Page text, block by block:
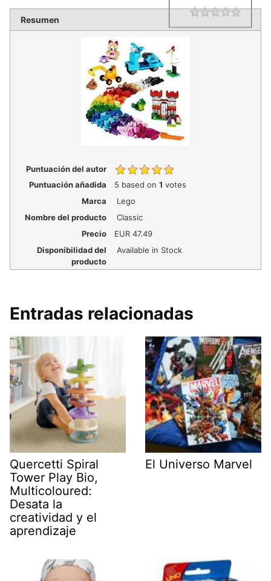
Resumen Rating
Puntuación del autor
Puntuación añadida
5 based on1 votes
Marca
Lego
Nombre del producto
Classic
Precio
EUR 47.49
Disponibilidad del
producto
Available in Stock
Entradas relacionadas
Quercetti Spiral
Tower Play Bio,
Multicoloured:
Desata la
creatividad y el
aprendizaje
El Universo Marvel